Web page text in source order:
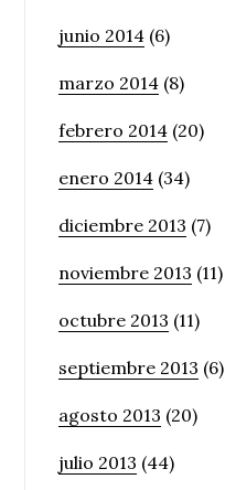
junio 2014 (6)
marzo 2014 (8)
febrero 2014 (20)
enero 2014 (34)
diciembre 2013 (7)
noviembre 2013 (11)
octubre 2013 (11)
septiembre 2013 (6)
agosto 2013 (20)
julio 2013 (44)